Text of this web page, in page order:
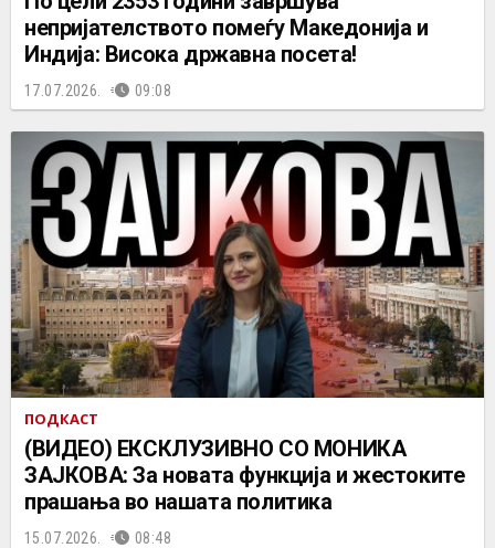
непријателството помеѓу Македонија и
Индија: Висока државна посета!
17.07.2026. 09:08
ПОДКАСТ
(ВИДЕО) ЕКСКЛУЗИВНО СО МОНИКА
ЗАЈКОВА: За новата функција и жестоките
прашања во нашата политика
15.07.2026. 08:48